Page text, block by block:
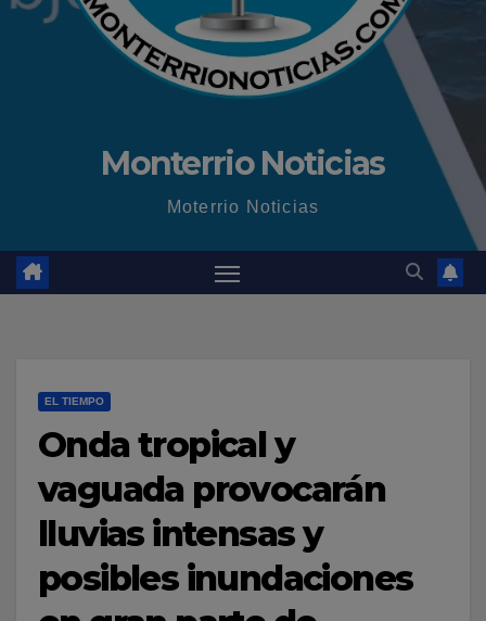
Monterrio Noticias
Moterrio Noticias
EL TIEMPO
Onda tropical y
vaguada provocarán
lluvias intensas y
posibles inundaciones